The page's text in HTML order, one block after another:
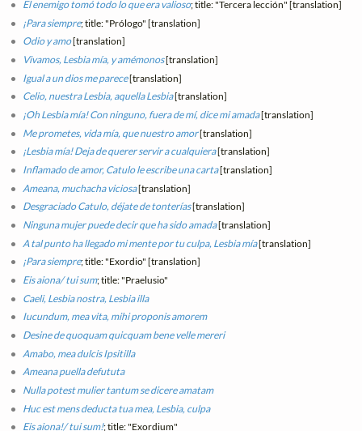
El enemigo tomó todo lo que era valioso; title: "Tercera lección" [translation]
¡Para siempre; title: "Prólogo" [translation]
Odio y amo[translation]
Vivamos, Lesbia mía, y amémonos[translation]
Igual a un dios me parece[translation]
Celio, nuestra Lesbia, aquella Lesbia[translation]
¡Oh Lesbia mía! Con ninguno, fuera de mí, dice mi amada[translation]
Me prometes, vida mía, que nuestro amor[translation]
¡Lesbia mía! Deja de querer servir a cualquiera[translation]
Inflamado de amor, Catulo le escribe una carta[translation]
Ameana, muchacha viciosa[translation]
Desgraciado Catulo, déjate de tonterías[translation]
Ninguna mujer puede decir que ha sido amada[translation]
A tal punto ha llegado mi mente por tu culpa, Lesbia mía[translation]
¡Para siempre; title: "Exordio" [translation]
Eis aiona/ tui sum; title: "Praelusio"
Caeli, Lesbia nostra, Lesbia illa
Iucundum, mea vita, mihi proponis amorem
Desine de quoquam quicquam bene velle mereri
Amabo, mea dulcis Ipsitilla
Ameana puella defututa
Nulla potest mulier tantum se dicere amatam
Huc est mens deducta tua mea, Lesbia, culpa
Eis aiona!/ tui sum!; title: "Exordium"